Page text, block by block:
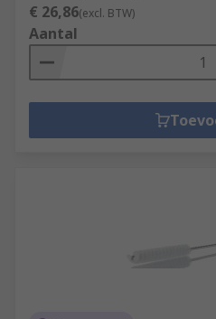
€ 26,86(excl. BTW)
Aantal